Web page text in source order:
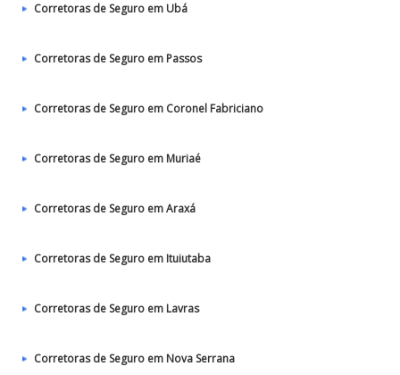
Corretoras de Seguro em Ubá
Corretoras de Seguro em Passos
Corretoras de Seguro em Coronel Fabriciano
Corretoras de Seguro em Muriaé
Corretoras de Seguro em Araxá
Corretoras de Seguro em Ituiutaba
Corretoras de Seguro em Lavras
Corretoras de Seguro em Nova Serrana